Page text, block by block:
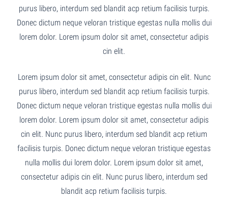
purus libero, interdum sed blandit acp retium facilisis turpis.
Donec dictum neque veloran tristique egestas nulla mollis dui
lorem dolor. Lorem ipsum dolor sit amet, consectetur adipis
cin elit.
Lorem ipsum dolor sit amet, consectetur adipis cin elit. Nunc
purus libero, interdum sed blandit acp retium facilisis turpis.
Donec dictum neque veloran tristique egestas nulla mollis dui
lorem dolor. Lorem ipsum dolor sit amet, consectetur adipis
cin elit. Nunc purus libero, interdum sed blandit acp retium
facilisis turpis. Donec dictum neque veloran tristique egestas
nulla mollis dui lorem dolor. Lorem ipsum dolor sit amet,
consectetur adipis cin elit. Nunc purus libero, interdum sed
blandit acp retium facilisis turpis.